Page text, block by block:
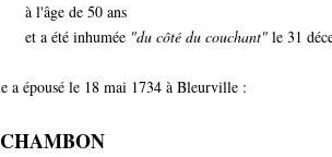
à l'âge de 50 ans
et a été inhumée "du côté du couchant" le 31
a épousé le 18 mai 1734 à Bleurville :